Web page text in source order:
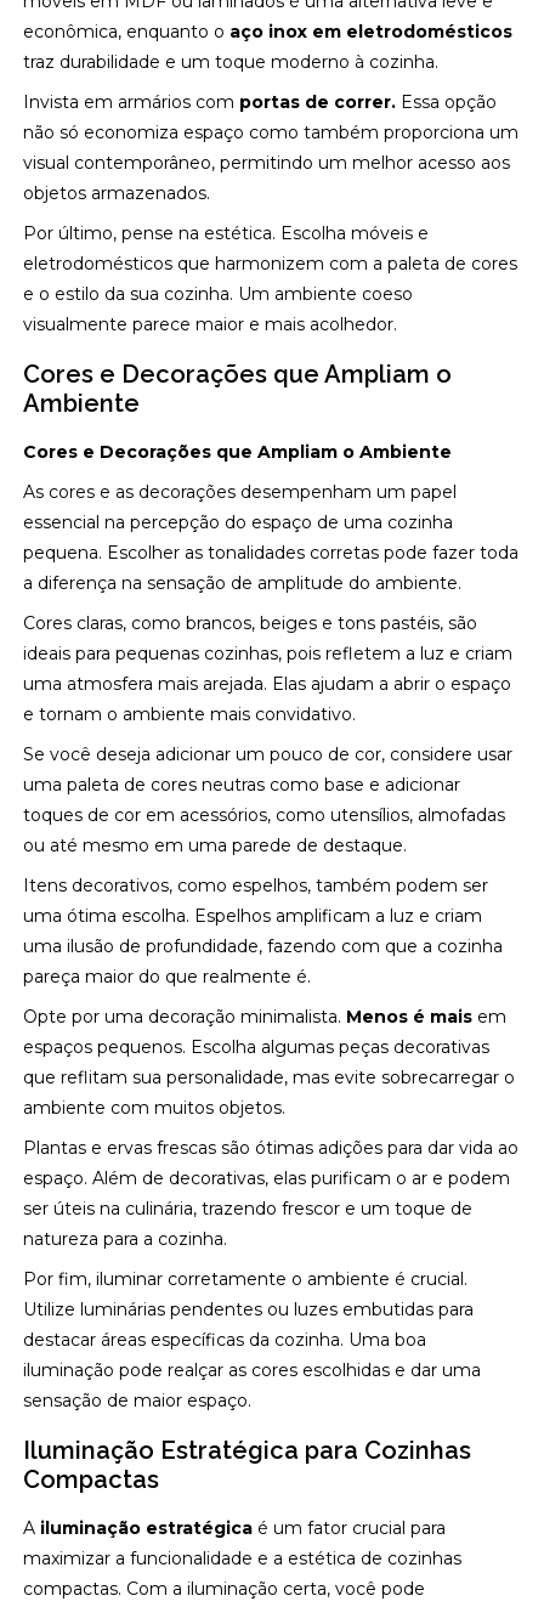
econômica, enquanto o aço inox em eletrodomésticos
traz durabilidade e um toque moderno à cozinha.
Invista em armários com portas de correr. Essa opção
não só economiza espaço como também proporciona um
visual contemporâneo, permitindo um melhor acesso aos
objetos armazenados.
Por último, pense na estética. Escolha móveis e
eletrodomésticos que harmonizem com a paleta de cores
e o estilo da sua cozinha. Um ambiente coeso
visualmente parece maior e mais acolhedor.
Cores e Decorações que Ampliam o
Ambiente
Cores e Decorações que Ampliam o Ambiente
As cores e as decorações desempenham um papel
essencial na percepção do espaço de uma cozinha
pequena. Escolher as tonalidades corretas pode fazer toda
a diferença na sensação de amplitude do ambiente.
Cores claras, como brancos, beiges e tons pastéis, são
ideais para pequenas cozinhas, pois refletem a luz e criam
uma atmosfera mais arejada. Elas ajudam a abrir o espaço
e tornam o ambiente mais convidativo.
Se você deseja adicionar um pouco de cor, considere usar
uma paleta de cores neutras como base e adicionar
toques de cor em acessórios, como utensílios, almofadas
ou até mesmo em uma parede de destaque.
Itens decorativos, como espelhos, também podem ser
uma ótima escolha. Espelhos amplificam a luz e criam
uma ilusão de profundidade, fazendo com que a cozinha
pareça maior do que realmente é.
Opte por uma decoração minimalista. Menos é mais em
espaços pequenos. Escolha algumas peças decorativas
que reflitam sua personalidade, mas evite sobrecarregar o
ambiente com muitos objetos.
Plantas e ervas frescas são ótimas adições para dar vida ao
espaço. Além de decorativas, elas purificam o ar e podem
ser úteis na culinária, trazendo frescor e um toque de
natureza para a cozinha.
Por fim, iluminar corretamente o ambiente é crucial.
Utilize luminárias pendentes ou luzes embutidas para
destacar áreas específicas da cozinha. Uma boa
iluminação pode realçar as cores escolhidas e dar uma
sensação de maior espaço.
Iluminação Estratégica para Cozinhas
Compactas
A iluminação estratégica é um fator crucial para
maximizar a funcionalidade e a estética de cozinhas
compactas. Com a iluminação certa, você pode